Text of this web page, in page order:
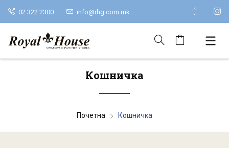
02 322 2300 info@rhg.com.mk
Кошничка
Почетна Кошничка